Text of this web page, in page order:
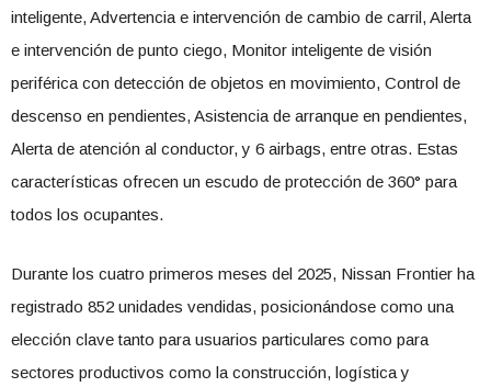
inteligente, Advertencia e intervención de cambio de carril, Alerta
e intervención de punto ciego, Monitor inteligente de visión
periférica con detección de objetos en movimiento, Control de
descenso en pendientes, Asistencia de arranque en pendientes,
Alerta de atención al conductor, y 6 airbags, entre otras. Estas
características ofrecen un escudo de protección de 360° para
todos los ocupantes.
Durante los cuatro primeros meses del 2025, Nissan Frontier ha
registrado 852 unidades vendidas, posicionándose como una
elección clave tanto para usuarios particulares como para
sectores productivos como la construcción, logística y